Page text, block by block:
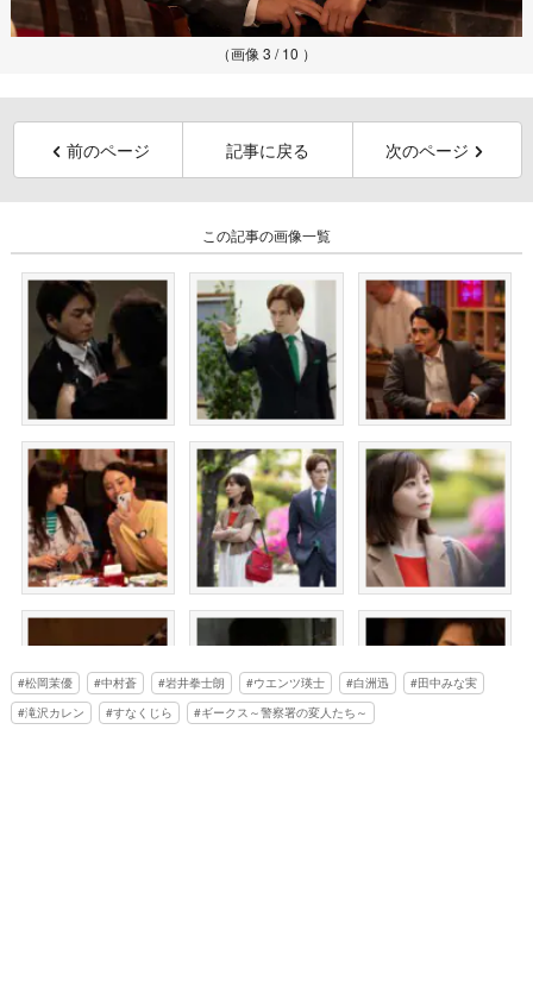
（画像 3 / 10 ）
前のページ 記事に戻る 次のページ
この記事の画像一覧
松岡茉優 中村蒼 岩井拳士朗 ウエンツ瑛士 白洲迅
田中みな実
滝沢カレン
すなくじら ギークス～警察署の変人たち～